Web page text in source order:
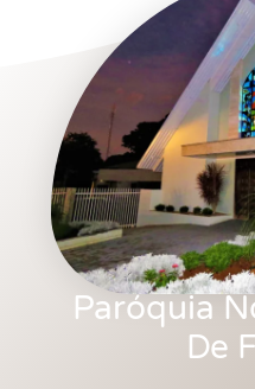
Paróquia
De